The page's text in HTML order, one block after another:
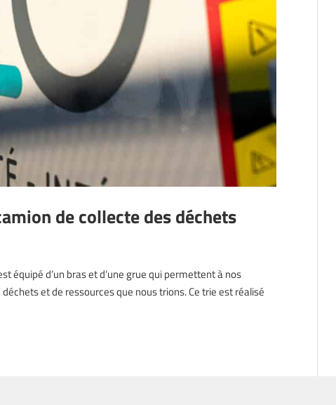
de collecte des déchets
équipé d’un bras et d’une grue qui permettent à nos
et de ressources que nous trions. Ce trie est réalisé